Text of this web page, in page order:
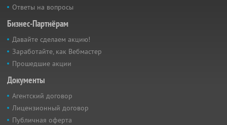
Ответы на вопросы
Бизнес-Партнёрам
Давайте сделаем акцию!
Заработайте, как Вебмастер
Прошедшие акции
Документы
Агентский договор
Лицензионный договор
Публичная оферта